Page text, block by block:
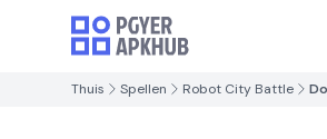
Thuis Spellen Robot City Battle